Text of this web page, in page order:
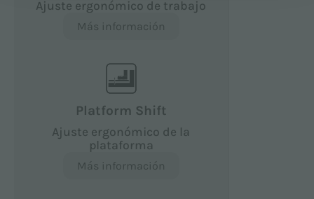
Ajuste ergonómico de trabajo
Más información
Platform Shift
Ajuste ergonómico de la
plataforma
Más información